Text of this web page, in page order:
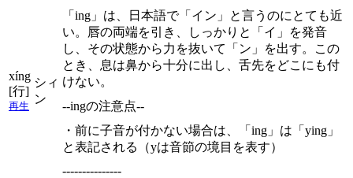
xíng
[行]
再生
シィ
ン
「ing」は、日本語で「イン」と言うのにとても近
い。唇の両端を引き、しっかりと「イ」を発音
し、その状態から力を抜いて「ン」を出す。この
とき、息は鼻から十分に出し、舌先をどこにも付
けない。
--ingの注意点--
・前に子音が付かない場合は、「ing」は「ying」
と表記される（yは音節の境目を表す）
---------------